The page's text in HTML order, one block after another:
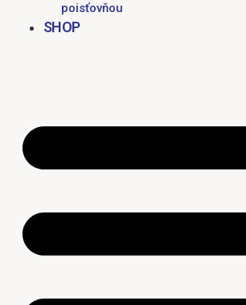
poisťovňou
SHOP